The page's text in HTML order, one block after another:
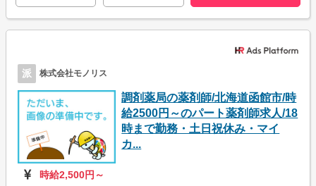
派 株式会社モノリス
調剤薬局の薬剤師/北海道函館市/時
給2500円～のパート薬剤師求人/18
時まで勤務・土日祝休み・マイ
カ...
時給2,500円～